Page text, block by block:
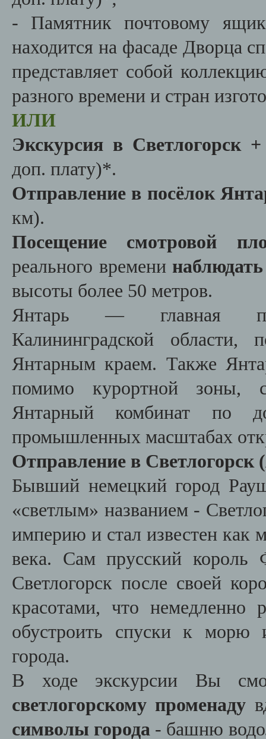
- Памятник почтовому
находится на фасаде Дворца
представляет собой
разного времени и стран
ИЛИ
Экскурсия в Светлогорск
доп. плату)*.
Отправление в посёлок
км).
Посещение смотровой
реального времени
высоты более 50 метров.
Янтарь — главная
Калининградской
Янтарным краем. Также
помимо курортной зоны,
Янтарный комбинат по
промышленных масштабах
Отправление в Светлогорск
Бывший немецкий город
«светлым» названием -
империю и стал известен как
века. Сам прусский король
Светлогорск после своей
красотами, что немедленно
обустроить спуски к морю
города.
В ходе экскурсии Вы
светлогорскому променаду
символы города - башню